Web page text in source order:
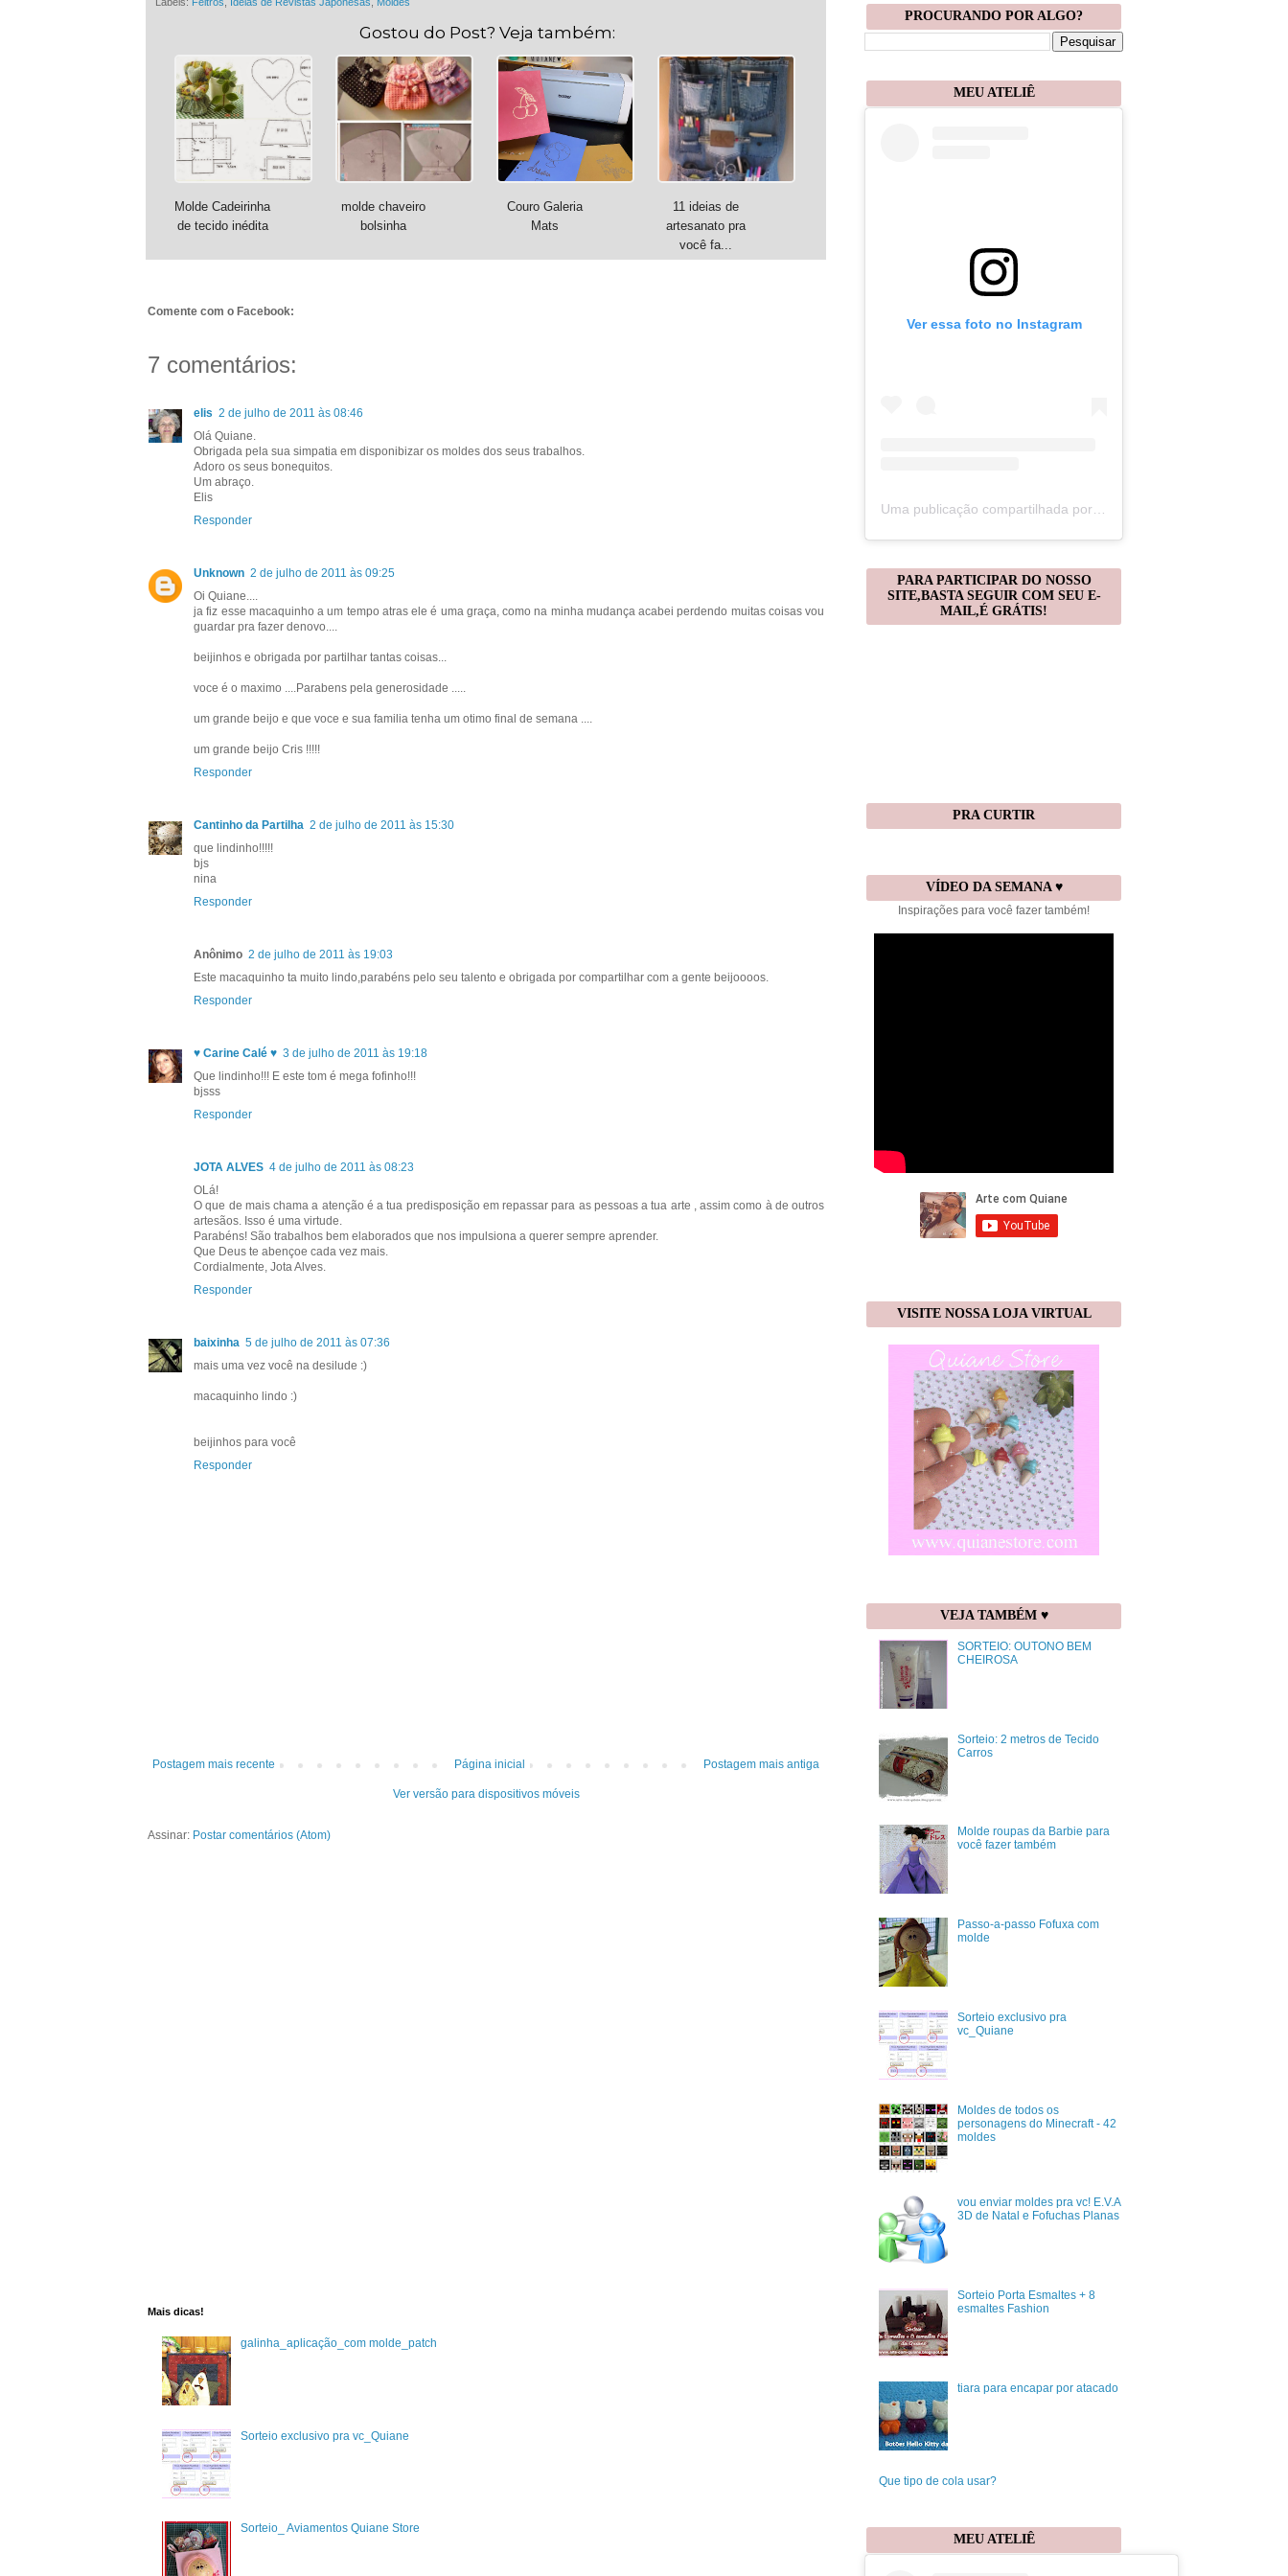
Gostou do Post? Veja também:
Molde Cadeirinha
de tecido inédita
molde chaveiro
bolsinha
Couro Galeria
Mats
11 ideias de
artesanato pra
você fa...
Comente com o Facebook:
7 comentários:
elis 2 de julho de 2011 às 08:46
Olá Quiane.
Obrigada pela sua simpatia em disponibizar os moldes dos seus trabalhos.
Adoro os seus bonequitos.
Um abraço.
Elis
Responder
Unknown 2 de julho de 2011 às 09:25
Oi Quiane....
ja fiz esse macaquinho a um tempo atras ele é uma graça, como na minha mudança acabei perdendo muitas coisas vou
guardar pra fazer denovo....
beijinhos e obrigada por partilhar tantas coisas...
voce é o maximo ....Parabens pela generosidade .....
um grande beijo e que voce e sua familia tenha um otimo final de semana ....
um grande beijo Cris !!!!!
Responder
Cantinho da Partilha 2 de julho de 2011 às 15:30
que lindinho!!!!!
bjs
nina
Responder
Anônimo 2 de julho de 2011 às 19:03
Este macaquinho ta muito lindo,parabéns pelo seu talento e obrigada por compartilhar com a gente beijoooos.
Responder
♥ Carine Calé ♥ 3 de julho de 2011 às 19:18
Que lindinho!!! E este tom é mega fofinho!!!
bjsss
Responder
JOTA ALVES 4 de julho de 2011 às 08:23
OLá!
O que de mais chama a atenção é a tua predisposição em repassar para as pessoas a tua arte , assim como à de outros
artesãos. Isso é uma virtude.
Parabéns! São trabalhos bem elaborados que nos impulsiona a querer sempre aprender.
Que Deus te abençoe cada vez mais.
Cordialmente, Jota Alves.
Responder
baixinha 5 de julho de 2011 às 07:36
mais uma vez você na desilude :)
macaquinho lindo :)
beijinhos para você
Responder
Postagem mais recente Postagem mais antiga
Página inicial
Ver versão para dispositivos móveis
Assinar: Postar comentários (Atom)
Mais dicas!
galinha_aplicação_com molde_patch
Sorteio exclusivo pra vc_Quiane
Sorteio_ Aviamentos Quiane Store
PROCURANDO POR ALGO?
MEU ATELIÊ
Ver essa foto no Instagram
Uma publicação compartilhada por Christiane Gonçalves (@artecomquiane)
PARA PARTICIPAR DO NOSSO
SITE,BASTA SEGUIR COM SEU E-
MAIL,É GRÁTIS!
PRA CURTIR
VÍDEO DA SEMANA ♥
Inspirações para você fazer também!
VISITE NOSSA LOJA VIRTUAL
VEJA TAMBÉM ♥
SORTEIO: OUTONO BEM
CHEIROSA
Sorteio: 2 metros de Tecido
Carros
Molde roupas da Barbie para
você fazer também
Passo-a-passo Fofuxa com
molde
Sorteio exclusivo pra
vc_Quiane
Moldes de todos os
personagens do Minecraft - 42
moldes
vou enviar moldes pra vc! E.V.A
3D de Natal e Fofuchas Planas
Sorteio Porta Esmaltes + 8
esmaltes Fashion
tiara para encapar por atacado
Que tipo de cola usar?
MEU ATELIÊ